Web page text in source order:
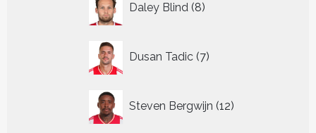
Daley Blind 8
producten
Dusan Tadic 7
producten
Steven Bergwijn 12
producten